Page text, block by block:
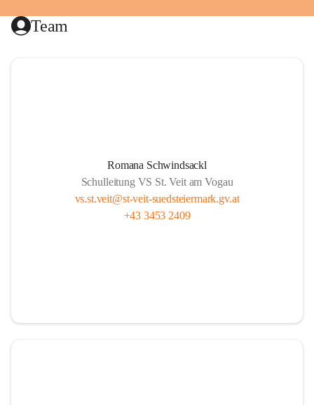
Team
Romana Schwindsackl
Schulleitung VS St. Veit am Vogau
vs.st.veit@st-veit-suedsteiermark.gv.at
+43 3453 2409